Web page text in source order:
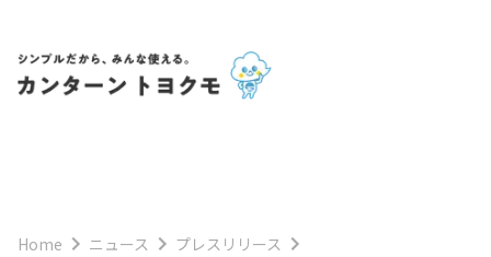
Home ニュース
プレスリリース